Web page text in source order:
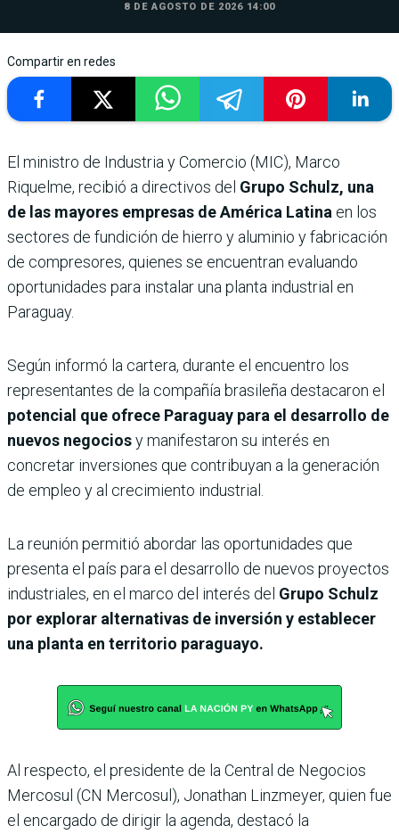
8 DE AGOSTO DE 2026 14:00
Compartir en redes
El ministro de Industria y Comercio (MIC), Marco
Riquelme, recibió a directivos del Grupo Schulz, una
de las mayores empresas de América Latina en los
sectores de fundición de hierro y aluminio y fabricación
de compresores, quienes se encuentran evaluando
oportunidades para instalar una planta industrial en
Paraguay.
Según informó la cartera, durante el encuentro los
representantes de la compañía brasileña destacaron el
potencial que ofrece Paraguay para el desarrollo de
nuevos negociosy manifestaron su interés en
concretar inversiones que contribuyan a la generación
de empleo y al crecimiento industrial.
La reunión permitió abordar las oportunidades que
presenta el país para el desarrollo de nuevos proyectos
industriales, en el marco del interés del Grupo Schulz
por explorar alternativas de inversión y establecer
una planta en territorio paraguayo.
Al respecto, el presidente de la Central de Negocios
Mercosul (CN Mercosul), Jonathan Linzmeyer, quien fue
el encargado de dirigir la agenda, destacó la